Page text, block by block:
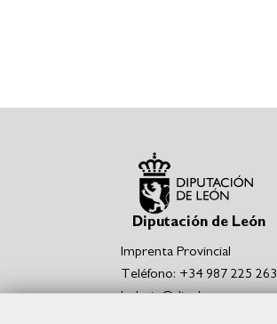
Diputación de León
Imprenta Provincial
Teléfono: +34 987 225 263
boletin@dipuleon.es